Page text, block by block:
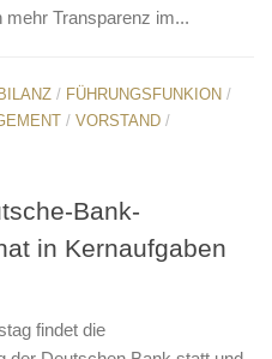
mehr Transparenz im...
BILANZ / FÜHRUNGSFUNKION /
/ VORSTAND /
Bank-
in Kernaufgaben
findet die